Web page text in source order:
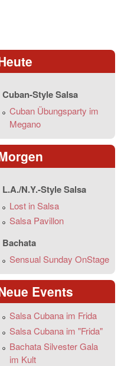
Cuban-Style Salsa
Cuban Übungsparty im
Megano
L.A./N.Y.-Style Salsa
Lost in Salsa
Salsa Pavillon
Bachata
Sensual Sunday OnStage
Events
Salsa Cubana im Frida
Salsa Cubana im "Frida"
Bachata Silvester Gala
im Kult